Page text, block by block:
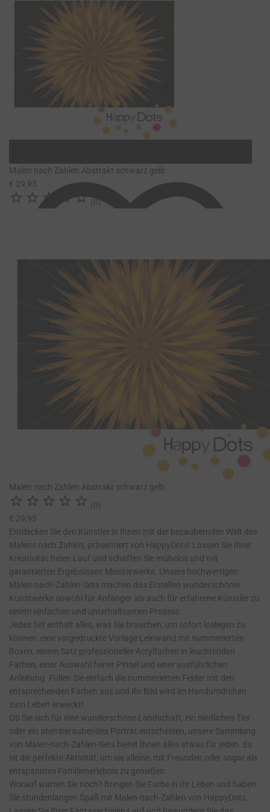
Malen nach Zahlen Abstrakt schwarz gelb
€ 29,95
    (0)
Malen nach Zahlen Abstrakt schwarz gelb
     (0)
€ 29,95
Entdecken Sie den Künstler in Ihnen mit der bezaubernden Welt des
Malens nach Zahlen, präsentiert von HappyDots! Lassen Sie Ihrer
Kreativität freien Lauf und schaffen Sie mühelos und mit
garantierten Ergebnissen Meisterwerke. Unsere hochwertigen
Malen-nach-Zahlen-Sets machen das Erstellen wunderschöner
Kunstwerke sowohl für Anfänger als auch für erfahrene Künstler zu
einem einfachen und unterhaltsamen Prozess.
Jedes Set enthält alles, was Sie brauchen, um sofort loslegen zu
können: eine vorgedruckte Vorlage Leinwand mit nummerierten
Boxen, einem Satz professioneller Acrylfarben in leuchtenden
Farben, einer Auswahl feiner Pinsel und einer ausführlichen
Anleitung. Füllen Sie einfach die nummerierten Felder mit den
entsprechenden Farben aus und Ihr Bild wird im Handumdrehen
zum Leben erweckt!
Ob Sie sich für eine wunderschöne Landschaft, ein niedliches Tier
oder ein atemberaubendes Porträt entscheiden, unsere Sammlung
von Malen-nach-Zahlen-Sets bietet Ihnen alles etwas für jeden. Es
ist die perfekte Aktivität, um sie alleine, mit Freunden oder sogar als
entspanntes Familienerlebnis zu genießen.
Worauf warten Sie noch? Bringen Sie Farbe in Ihr Leben und haben
Sie stundenlangen Spaß mit Malen-nach-Zahlen von HappyDots.